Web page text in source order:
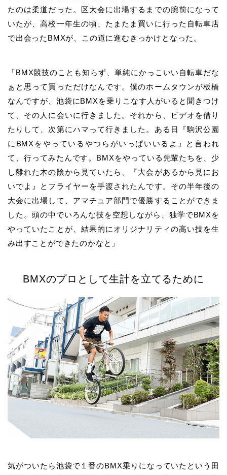
たのは柔道だった。区大会に出場するまでの腕前になって
いたが、高校一年生の頃、たまたま買いに行った自転車店
で出会ったBMXが、この道に進むきっかけとなった。
「BMX競技のことも知らず、単純にかっこいい自転車だな
ぁと思って買っただけなんです。僕のホームタウンが板橋
なんですが、池袋にBMXを乗りこなす人がいると聞きつけ
て、その人に会いに行きました。それから、ビデオを借り
たりして、次第にハマって行きました。ある日『駒沢公園
にBMXをやっているやつらがいっぱいいるよ』と言われ
て、行ってみたんです。BMXをやっている先輩たちを、少
し離れた木の陰から見ていたら、『大会があるから見にお
いでよ』とフライヤーを手渡されたんです。その半年後の
大会に出場して、アマチュア部門で優勝することができま
した。頭の中でいろんな技を空想しながら、独学でBMXを
やっていたことが、結果的にオリジナリティの高い技を生
み出すことができたのかなと」
BMXのプロとして生計を立てるために
気がついたら池袋で１番のBMX乗りになっていたという田